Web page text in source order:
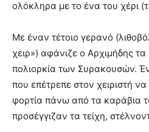
ολόκληρα με το ένα του χέρι
Με έναν τέτοιο γερανό
χειρ») αφάνιζε ο Αρχιμήδης
πολιορκία των Συρακουσών.
που επέτρεπε στον χειριστή
φορτία πάνω από τα καράβια
προσέγγιζαν τα τείχη,